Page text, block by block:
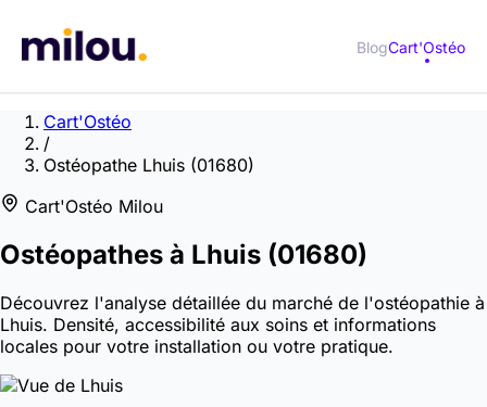
BlogCart'Ostéo
Cart'Ostéo
/
Ostéopathe Lhuis (01680)
Cart'Ostéo Milou
Ostéopathes à Lhuis (01680)
Découvrez l'analyse détaillée du marché de l'ostéopathie à
Lhuis. Densité, accessibilité aux soins et informations
locales pour votre installation ou votre pratique.